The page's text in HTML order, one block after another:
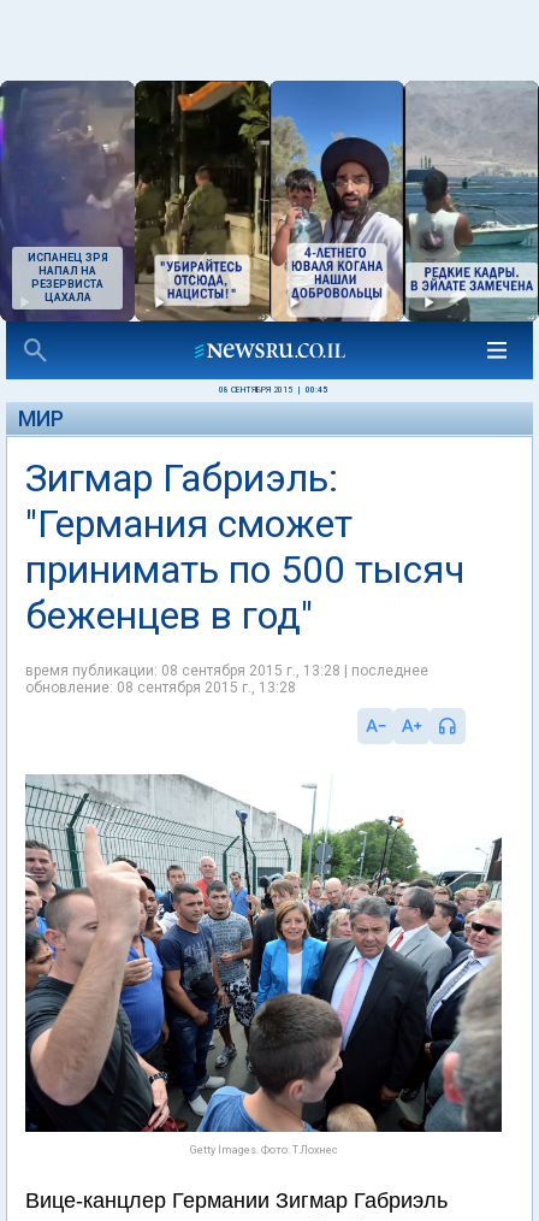
ИСПАНЕЦ ЗРЯ
НАПАЛ НА
РЕЗЕРВИСТА
ЦАХАЛА
08 СЕНТЯБРЯ 2015 00:45
МИР
Зигмар Габриэль:
"Германия сможет
принимать по 500 тысяч
беженцев в год"
время публикации: 08 сентября 2015 г., 13:28 | последнее
обновление: 08 сентября 2015 г., 13:28
Getty Images. Фото: Т.Лохнес
Вице-канцлер Германии Зигмар Габриэль